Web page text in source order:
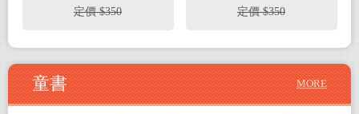
定價 $350
定價 $350
童書 MORE